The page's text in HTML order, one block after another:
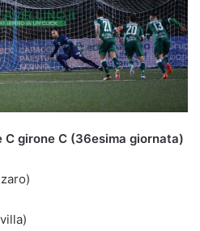
girone C (36esima giornata)